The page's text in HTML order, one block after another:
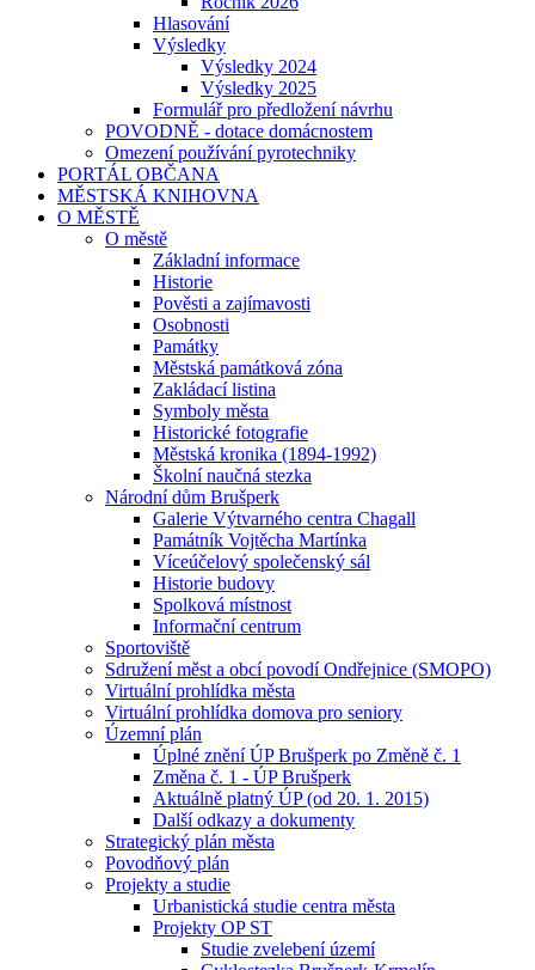
Hlasování
Výsledky
Výsledky 2024
Výsledky 2025
Formulář pro předložení návrhu
POVODNĚ - dotace domácnostem
Omezení používání pyrotechniky
PORTÁL OBČANA
MĚSTSKÁ KNIHOVNA
O MĚSTĚ
O městě
Základní informace
Historie
Pověsti a zajímavosti
Osobnosti
Památky
Městská památková zóna
Zakládací listina
Symboly města
Historické fotografie
Městská kronika (1894-1992)
Školní naučná stezka
Národní dům Brušperk
Galerie Výtvarného centra Chagall
Památník Vojtěcha Martínka
Víceúčelový společenský sál
Historie budovy
Spolková místnost
Informační centrum
Sportoviště
Sdružení měst a obcí povodí Ondřejnice (SMOPO)
Virtuální prohlídka města
Virtuální prohlídka domova pro seniory
Územní plán
Úplné znění ÚP Brušperk po Změně č. 1
Změna č. 1 - ÚP Brušperk
Aktuálně platný ÚP (od 20. 1. 2015)
Další odkazy a dokumenty
Strategický plán města
Povodňový plán
Projekty a studie
Urbanistická studie centra města
Projekty OP ST
Studie zvelebení území